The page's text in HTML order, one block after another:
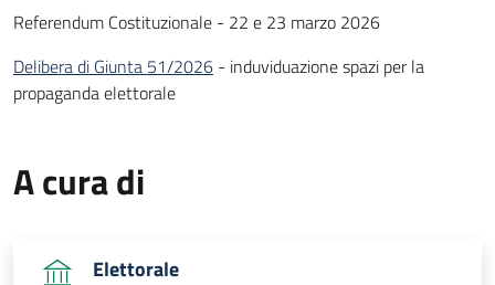
Referendum Costituzionale - 22 e 23 marzo 2026
Delibera di Giunta 51/2026 - induviduazione spazi per la
propaganda elettorale
A cura di
Elettorale